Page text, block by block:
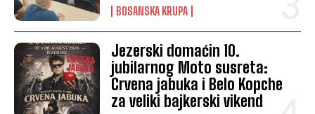
BOSANSKA KRUPA
Jezerski domaćin 10.
jubilarnog Moto susreta:
Crvena jabuka i Belo Kopche
za veliki bajkerski vikend